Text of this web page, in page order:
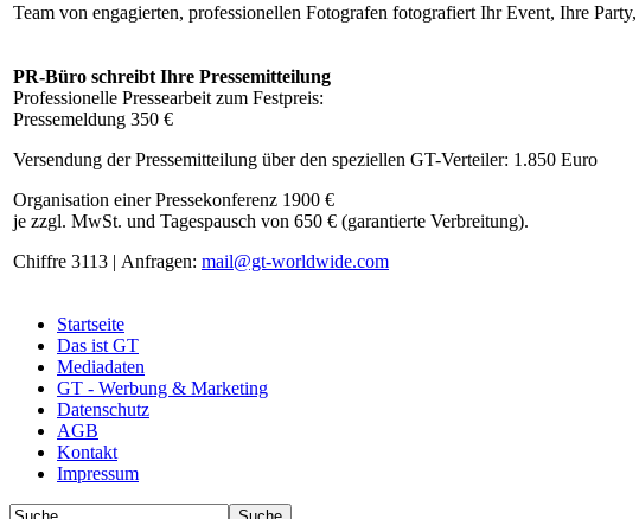
Team von engagierten, professionellen Fotografen fotografiert Ihr Event, Ihre
PR-Büro schreibt Ihre Pressemitteilung
Professionelle Pressearbeit zum Festpreis:
Pressemeldung 350 €
Versendung der Pressemitteilung über den speziellen GT-Verteiler: 1.850 Euro
Organisation einer Pressekonferenz 1900 €
je zzgl. MwSt. und Tagespausch von 650 € (garantierte Verbreitung).
Chiffre 3113 | Anfragen: mail@gt-worldwide.com
Startseite
Das ist GT
Mediadaten
GT - Werbung & Marketing
Datenschutz
AGB
Kontakt
Impressum